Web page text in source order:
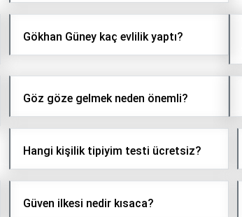
Gökhan Güney kaç evlilik yaptı?
Göz göze gelmek neden önemli?
Hangi kişilik tipiyim testi ücretsiz?
Güven ilkesi nedir kısaca?